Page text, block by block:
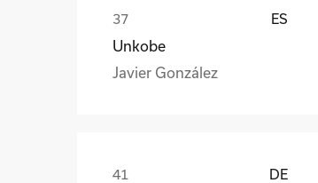
ES
Unkobe
Javier González
DE